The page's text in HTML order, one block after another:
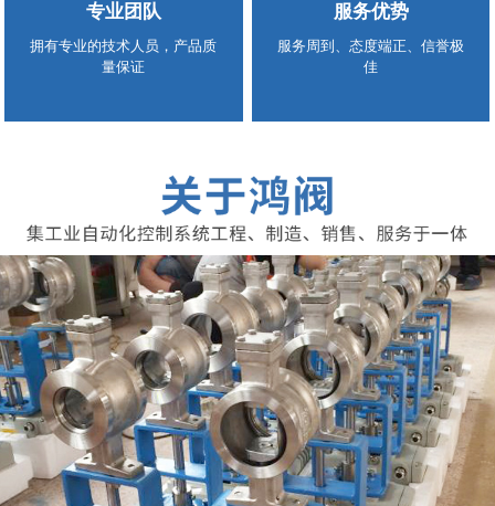
专业团队
拥有专业的技术人员，产品质
量保证
服务优势
服务周到、态度端正、信誉极
佳